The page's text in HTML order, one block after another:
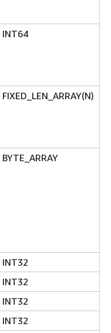
INT64
FIXED_LEN_ARRAY(N)
BYTE_ARRAY
INT32
INT32
INT32
INT32